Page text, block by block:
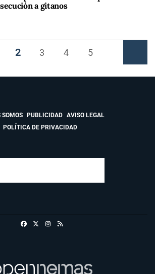
a gitanos
2 3 4 5
SOMOS PUBLICIDAD
AVISO LEGAL
POLÍTICA DE PRIVACIDAD
FacebookInstagram